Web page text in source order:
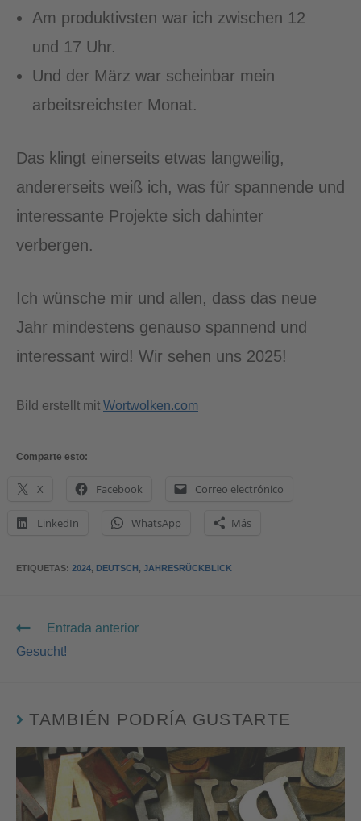
Am produktivsten war ich zwischen 12
und 17 Uhr.
Und der März war scheinbar mein
arbeitsreichster Monat.
Das klingt einerseits etwas langweilig,
andererseits weiß ich, was für spannende und
interessante Projekte sich dahinter
verbergen.
Ich wünsche mir und allen, dass das neue
Jahr mindestens genauso spannend und
interessant wird! Wir sehen uns 2025!
Bild erstellt mit Wortwolken.com
Comparte esto:
X Facebook Correo electrónico
LinkedIn WhatsApp Más
ETIQUETAS: 2024, DEUTSCH, JAHRESRÜCKBLICK
Entrada anterior
Gesucht!
TAMBIÉN PODRÍA GUSTARTE